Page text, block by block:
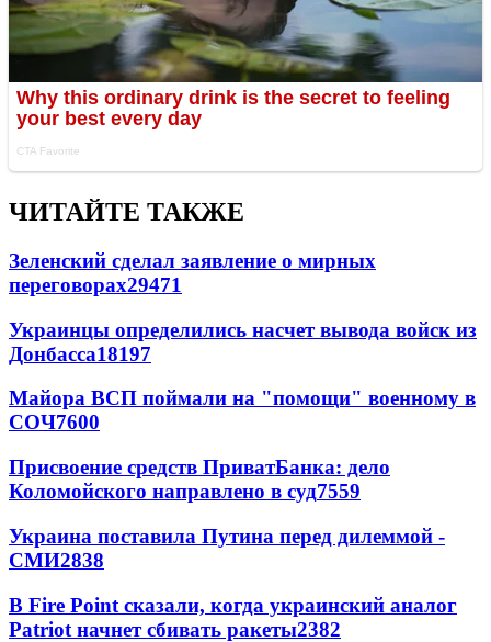
ЧИТАЙТЕ ТАКЖЕ
Зеленский сделал заявление о мирных
переговорах29471
Украинцы определились насчет вывода войск из
Донбасса18197
Майора ВСП поймали на "помощи" военному в
СОЧ7600
Присвоение средств ПриватБанка: дело
Коломойского направлено в суд7559
Украина поставила Путина перед дилеммой -
СМИ2838
В Fire Point сказали, когда украинский аналог
Patriot начнет сбивать ракеты2382